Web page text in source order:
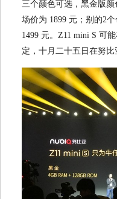
三个颜色可选，黑金版
场价为 1899 元；别的2
1499 元。Z11 mini S 可
定，十月二十五日在努比